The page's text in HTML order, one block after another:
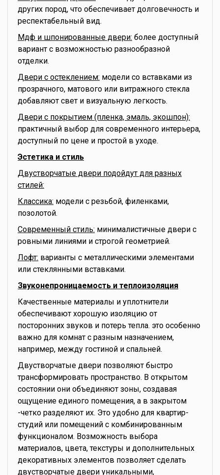
других пород, что обеспечивает долговечность и
респектабельный вид.
Мдф и шпонированные двери: более доступный
вариант с возможностью разнообразной
отделки.
Двери с остеклением: модели со вставками из
прозрачного, матового или витражного стекла
добавляют свет и визуальную легкость.
Двери с покрытием (пленка, эмаль, экошпон):
практичный выбор для современного интерьера,
доступный по цене и простой в уходе.
Эстетика и стиль
Двустворчатые двери подойдут для разных
стилей:
Классика: модели с резьбой, филенками,
позолотой.
Современный стиль: минималистичные двери с
ровными линиями и строгой геометрией.
Лофт: варианты с металлическими элементами
или стеклянными вставками.
Звуконепроницаемость и теплоизоляция
Качественные материалы и уплотнители
обеспечивают хорошую изоляцию от
посторонних звуков и потерь тепла. это особенно
важно для комнат с разным назначением,
например, между гостиной и спальней.
Двустворчатые двери позволяют быстро
трансформировать пространство. В открытом
состоянии они объединяют зоны, создавая
ощущение единого помещения, а в закрытом
-четко разделяют их. Это удобно для квартир-
студий или помещений с комбинированным
функционалом. Возможность выбора
материалов, цвета, текстуры и дополнительных
декоративных элементов позволяет сделать
двустворчатые двери уникальными,